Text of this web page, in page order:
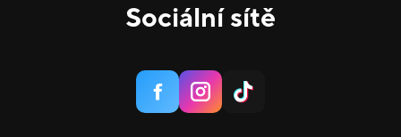
Sociální sítě